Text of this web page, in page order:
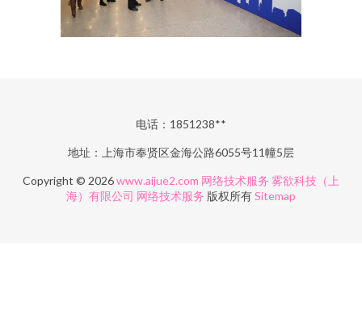
电话：1851238**
地址：上海市奉贤区金海公路6055号11幢5层
Copyright © 2026www.aijue2.com 网络技术服务 雾欲科技（上
海）有限公司 网络技术服务 版权所有Sitemap